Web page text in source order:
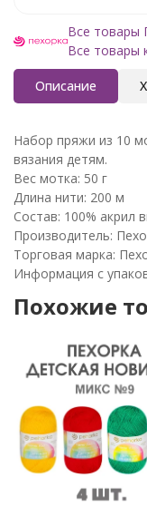
Все товары
Все товары
Описание
Набор пряжи из 10
вязания детям.
Вес мотка: 50 г
Длина нити: 200 м
Состав: 100% акрил
Производитель:
Торговая марка:
Информация с
Похожие